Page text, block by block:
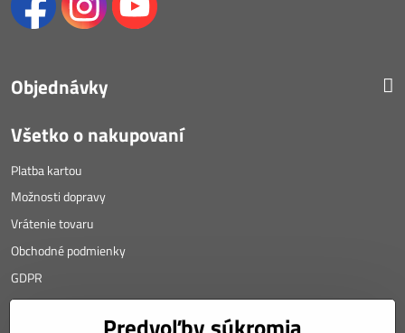
Objednávky
Všetko o nakupovaní
Platba kartou
Možnosti dopravy
Vrátenie tovaru
Obchodné podmienky
GDPR